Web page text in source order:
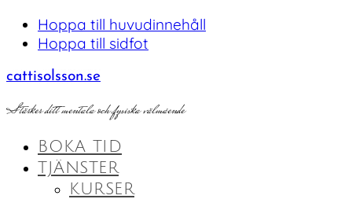
Hoppa till huvudinnehåll
Hoppa till sidfot
cattisolsson.se
Stärker ditt mentala och fysiska välmående
BOKA TID
TJÄNSTER
KURSER